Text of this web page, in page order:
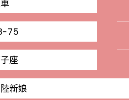
75
座
新娘